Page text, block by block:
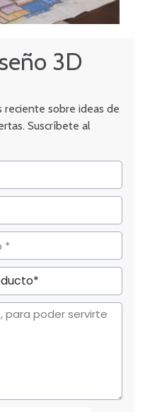
3D
sobre ideas de
Suscríbete al